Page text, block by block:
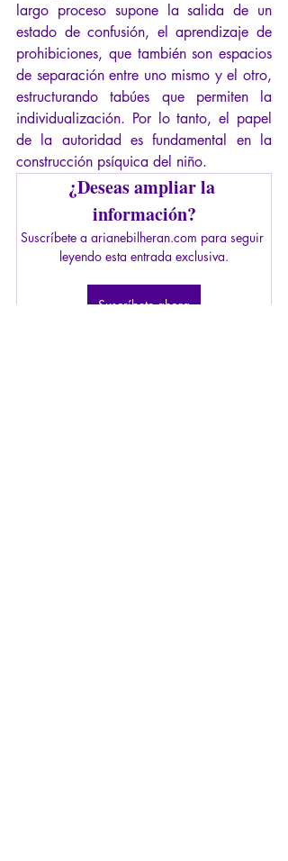
largo proceso supone la salida de un
estado de confusión, el aprendizaje de
prohibiciones, que también son espacios
de separación entre uno mismo y el otro,
estructurando tabúes que permiten la
individualización. Por lo tanto, el papel
de la autoridad es fundamental en la
construcción psíquica del niño.
¿Deseas ampliar la
información?
Suscríbete a arianebilheran.com para seguir
leyendo esta entrada exclusiva.
Suscríbete ahora